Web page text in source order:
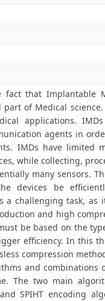
that Implantable
of Medical
applications.
agents in
IMDs have limited
while collecting,
many sensors.
devices be
a challenging task,
and high
be based on the
efficiency. In this
compression
and
The two main
SPIHT encoding